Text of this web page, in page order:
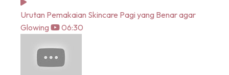
Urutan Pemakaian Skincare Pagi yang Benar agar
Glowing
06:30